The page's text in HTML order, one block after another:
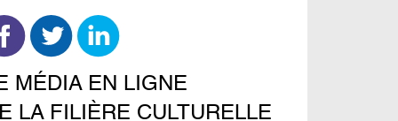
MÉDIA EN LIGNE
LA FILIÈRE CULTURELLE